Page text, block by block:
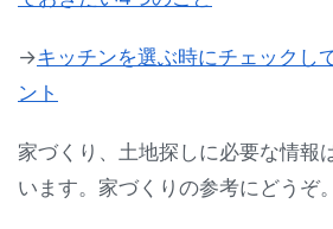
→キッチンを選ぶ時にチェックし
ント
家づくり、土地探しに必要な情報
います。家づくりの参考にどうぞ。